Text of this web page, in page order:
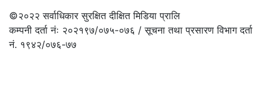
©२०२२सर्वाधिकार सुरक्षित दीक्षित मिडिया प्रालि
कम्पनी दर्ता नंः २०२१९७/०७५-०७६ / सूचना तथा प्रसारण विभाग दर्ता
नं. १९४२/०७६-७७